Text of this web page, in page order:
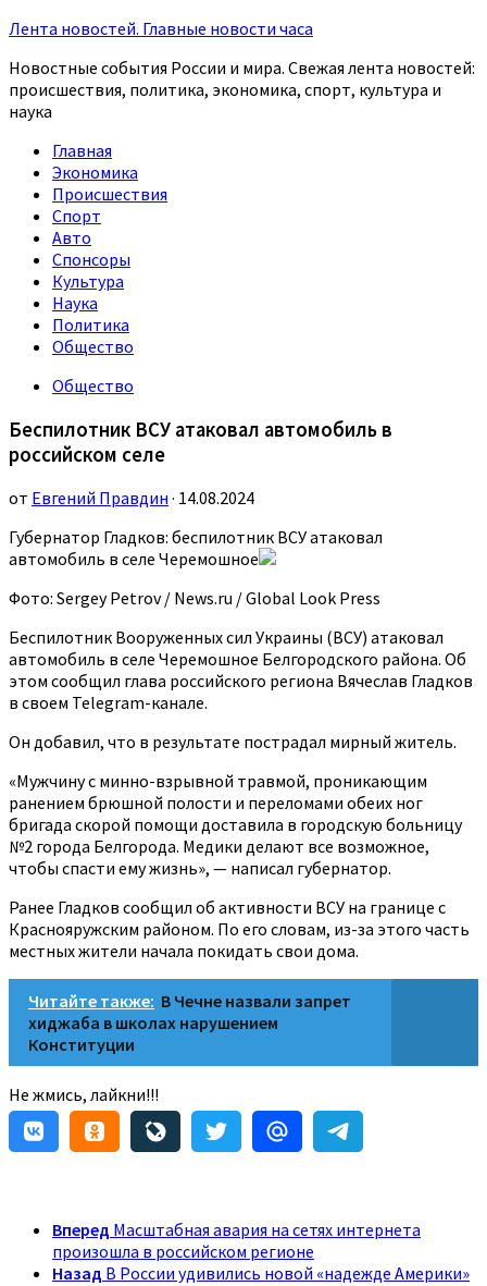
Лента новостей. Главные новости часа
Новостные события России и мира. Свежая лента новостей:
происшествия, политика, экономика, спорт, культура и
наука
Главная
Экономика
Происшествия
Спорт
Авто
Спонсоры
Культура
Наука
Политика
Общество
Общество
Беспилотник ВСУ атаковал автомобиль в
российском селе
от Евгений Правдин · 14.08.2024
Губернатор Гладков: беспилотник ВСУ атаковал
автомобиль в селе Черемошное
Фото: Sergey Petrov / News.ru / Global Look Press
Беспилотник Вооруженных сил Украины (ВСУ) атаковал
автомобиль в селе Черемошное Белгородского района. Об
этом сообщил глава российского региона Вячеслав Гладков
в своем Telegram-канале.
Он добавил, что в результате пострадал мирный житель.
«Мужчину с минно-взрывной травмой, проникающим
ранением брюшной полости и переломами обеих ног
бригада скорой помощи доставила в городскую больницу
№2 города Белгорода. Медики делают все возможное,
чтобы спасти ему жизнь», — написал губернатор.
Ранее Гладков сообщил об активности ВСУ на границе с
Краснояружским районом. По его словам, из-за этого часть
местных жители начала покидать свои дома.
Читайте также: В Чечне назвали запрет
хиджаба в школах нарушением
Конституции
Не жмись, лайкни!!!
Вперед Масштабная авария на сетях интернета
произошла в российском регионе
Назад В России удивились новой «надежде Америки»